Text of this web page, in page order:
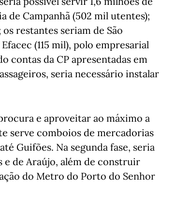
de Campanhã (502 mil utentes);
restantes seriam de São
(115 mil), polo empresarial
contas da CP apresentadas em
seria necessário instalar
e aproveitar ao máximo a
serve comboios de mercadorias
Guifões. Na segunda fase, seria
e de Araújo, além de construir
do Metro do Porto do Senhor